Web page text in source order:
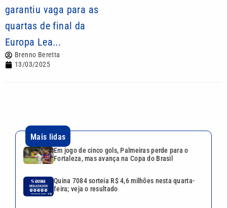
garantiu vaga para as
quartas de final da
Europa Lea...
Brenno Beretta
13/03/2025
Mais lidas
Em jogo de cinco gols, Palmeiras perde para o
Fortaleza, mas avança na Copa do Brasil
Quina 7084 sorteia R$ 4,6 milhões nesta quarta-
feira; veja o resultado